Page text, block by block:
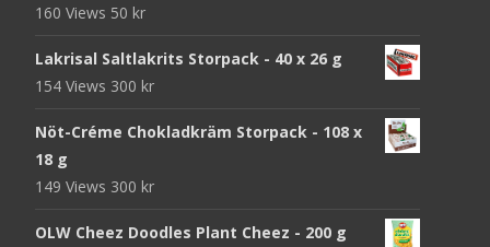
160 Views 50 kr
Lakrisal Saltlakrits Storpack - 40 x 26 g
154 Views 300 kr
Nöt-Créme Chokladkräm Storpack - 108 x
18 g
149 Views 300 kr
OLW Cheez Doodles Plant Cheez - 200 g